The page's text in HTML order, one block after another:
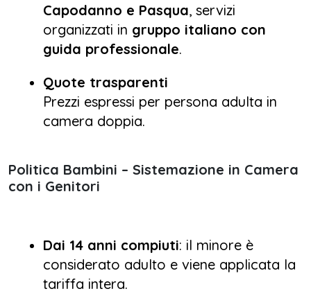
Capodanno e Pasqua, servizi
organizzati in gruppo italiano con
guida professionale.
Quote trasparenti
Prezzi espressi per persona adulta in
camera doppia.
Politica Bambini – Sistemazione in Camera
con i Genitori
Dai 14 anni compiuti: il minore è
considerato adulto e viene applicata la
tariffa intera.